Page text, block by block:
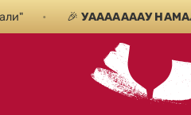
• УАААААААУ